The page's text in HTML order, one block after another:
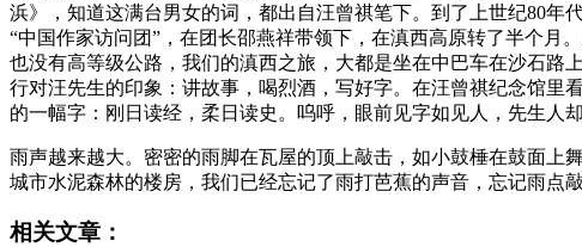
浜》，知道这满台男女的词，都出自汪曾祺笔下。到了上世纪80年
“中国作家访问团”，在团长邵燕祥带领下，在滇西高原转了半个月
也没有高等级公路，我们的滇西之旅，大都是坐在中巴车在沙石路
行对汪先生的印象：讲故事，喝烈酒，写好字。在汪曾祺纪念馆里
的一幅字：刚日读经，柔日读史。呜呼，眼前见字如见人，先生
雨声越来越大。密密的雨脚在瓦屋的顶上敲击，如小鼓棰在鼓面上
城市水泥森林的楼房，我们已经忘记了雨打芭蕉的声音，忘记雨
相关文章：